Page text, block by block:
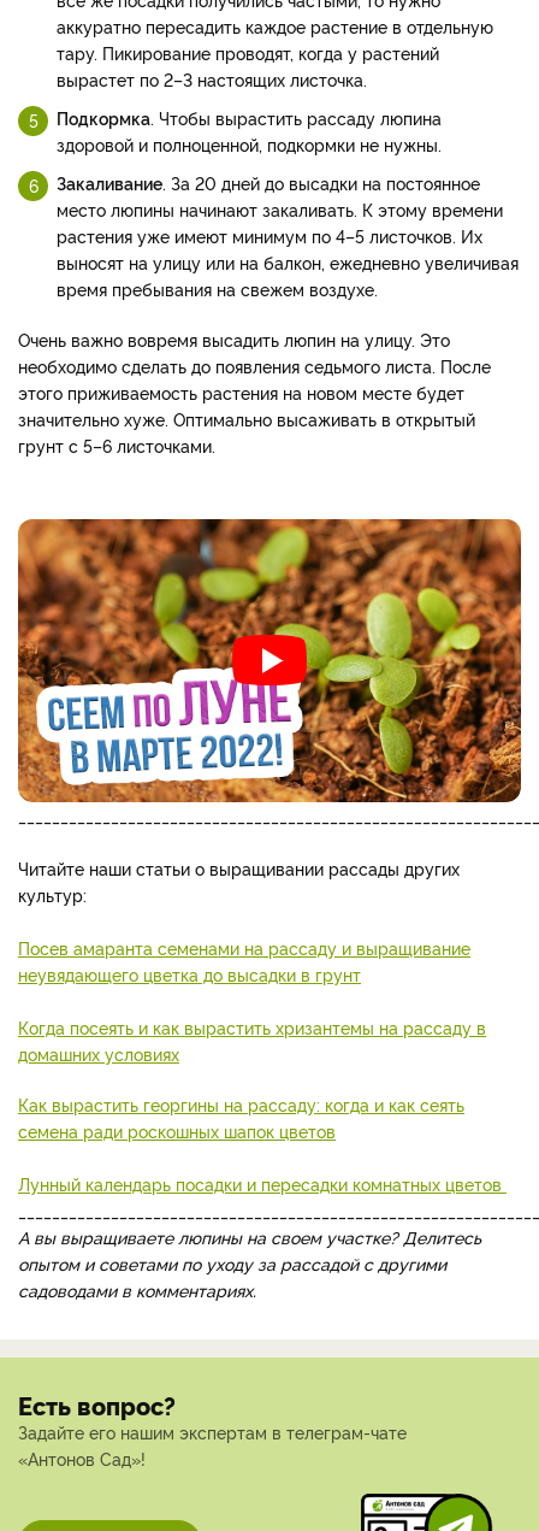
аккуратно пересадить каждое растение в отдельную
тару. Пикирование проводят, когда у растений
вырастет по 2–3 настоящих листочка.
Подкормка . Чтобы вырастить рассаду люпина
здоровой и полноценной, подкормки не нужны.
Закаливание . За 20 дней до высадки на постоянное
место люпины начинают закаливать. К этому времени
растения уже имеют минимум по 4–5 листочков. Их
выносят на улицу или на балкон, ежедневно увеличивая
время пребывания на свежем воздухе.
Очень важно вовремя высадить люпин на улицу. Это
необходимо сделать до появления седьмого листа. После
этого приживаемость растения на новом месте будет
значительно хуже. Оптимально высаживать в открытый
грунт с 5–6 листочками.
Читайте наши статьи о выращивании рассады других
культур:
Посев амаранта семенами на рассаду и выращивание
неувядающего цветка до высадки в грунт
Когда посеять и как вырастить хризантемы на рассаду в
домашних условиях
Как вырастить георгины на рассаду: когда и как сеять
семена ради роскошных шапок цветов
Лунный календарь посадки и пересадки комнатных цветов
А вы выращиваете люпины на своем участке? Делитесь
опытом и советами по уходу за рассадой с другими
садоводами в комментариях.
Есть вопрос?
Задайте его нашим экспертам в телеграм-чате
«Антонов Сад»!